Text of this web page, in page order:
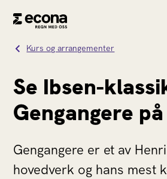
Kurs og arrangementer
Se Ibsen-
Gengangere
Gengangere er et av
hovedverk og hans mest